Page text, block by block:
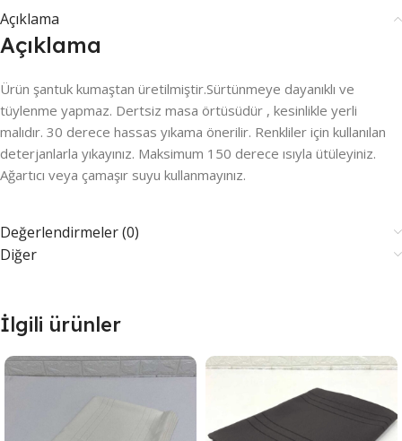
Açıklama
Açıklama
Ürün şantuk kumaştan üretilmiştir.Sürtünmeye dayanıklı ve
tüylenme yapmaz. Dertsiz masa örtüsüdür , kesinlikle yerli
malıdır. 30 derece hassas yıkama önerilir. Renkliler için kullanılan
deterjanlarla yıkayınız. Maksimum 150 derece ısıyla ütüleyiniz.
Ağartıcı veya çamaşır suyu kullanmayınız.
Değerlendirmeler (0)
Diğer
İlgili ürünler